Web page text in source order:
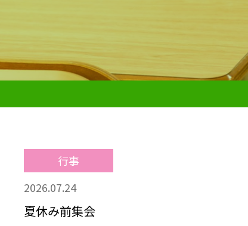
行事
2026.07.24
夏休み前集会